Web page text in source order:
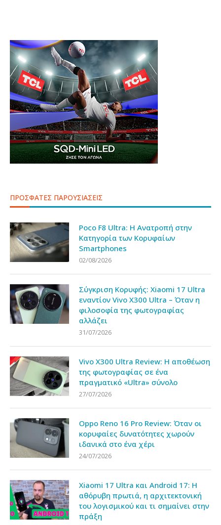
ΠΡΟΣΦΑΤΕΣ ΠΑΡΟΥΣΙΑΣΕΙΣ
Poco F8 Ultra: Η Ανατροπή στην
Κατηγορία των Κορυφαίων
Smartphones
02/08/2026
Σύγκριση Κορυφής: Xiaomi 17 Ultra
εναντίον Vivo X300 Ultra – Όταν η
φιλοσοφία της φωτογραφίας
αλλάζει
31/07/2026
Vivo X300 Ultra Review: Η αποθέωση
της φωτογραφίας σε ένα
πραγματικό «Ultra» σύνολο
27/07/2026
Oppo Reno 16 Pro Review: Όταν οι
κορυφαίες δυνατότητες χωρούν
ιδανικά στο ένα χέρι
24/07/2026
Xiaomi 17 Ultra και Android 17: Η
αθόρυβη πρωτιά, η αρχιτεκτονική
του λογισμικού και τι σημαίνει στην
πράξη